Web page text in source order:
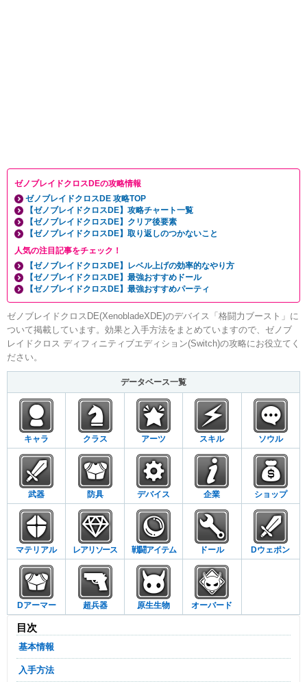
ゼノブレイドクロスDEの攻略情報
ゼノブレイドクロスDE 攻略TOP
【ゼノブレイドクロスDE】攻略チャート一覧
【ゼノブレイドクロスDE】クリア後要素
【ゼノブレイドクロスDE】取り返しのつかないこと
人気の注目記事をチェック！
【ゼノブレイドクロスDE】レベル上げの効率的なやり方
【ゼノブレイドクロスDE】最強おすすめドール
【ゼノブレイドクロスDE】最強おすすめパーティ
ゼノブレイドクロスDE(XenobladeXDE)のデバイス「格闘力ブースト」に
ついて掲載しています。効果と入手方法をまとめていますので、ゼノブ
レイドクロス ディフィニティブエディション(Switch)の攻略にお役立てく
ださい。
データベース一覧
キャラ クラス アーツ スキル ソウル
武器 防具 デバイス 企業 ショップ
マテリアル レアリソース 戦闘アイテム ドール Dウェポン
Dアーマー 超兵器 原生生物 オーバード
目次
基本情報
入手方法